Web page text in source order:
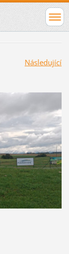
Následující